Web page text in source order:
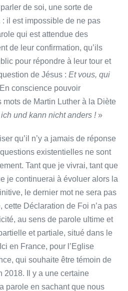
de soi, une sorte de
il est impossible de ne pas
qui est attendue des
de leur confirmation, qu’ils
pour répondre à leur tour et
de Jésus : Et vous, qui
En conscience pouvoir
mots de Martin Luther à la Diète
und kann nicht anders ! »
qu’il n’y a jamais de réponse
existentielles ne sont
Tant que je vivrai, tant que
je continuerai à évoluer alors la
le dernier mot ne sera pas
cette Déclaration de Foi n’a pas
au sens de parole ultime et
et partiale, situé dans le
en France, pour l’Eglise
qui souhaite être témoin de
2018. Il y a une certaine
parole en sachant que nous